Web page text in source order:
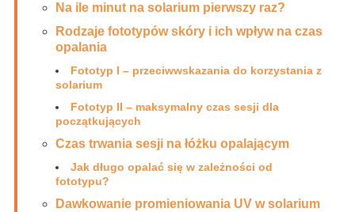
Na ile minut na solarium pierwszy raz?
Rodzaje fototypów skóry i ich wpływ na czas
opalania
Fototyp I – przeciwwskazania do korzystania z
solarium
Fototyp II – maksymalny czas sesji dla
początkujących
Czas trwania sesji na łóżku opalającym
Jak długo opalać się w zależności od
fototypu?
Dawkowanie promieniowania UV w solarium